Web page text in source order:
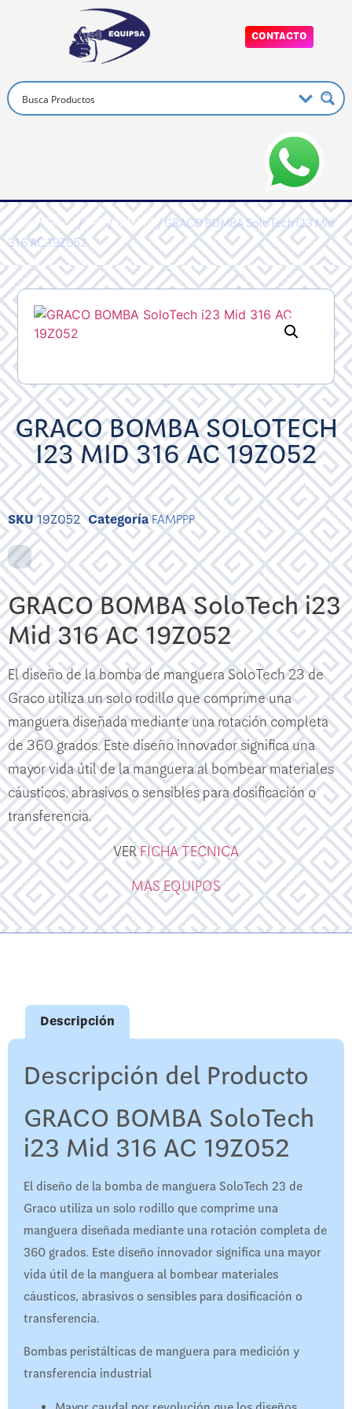
CONTACTO
Inicio/Graco/PRO/FAMPPP/ GRACO BOMBA SoloTech i23 Mid
316 AC 19Z052
GRACO BOMBA SOLOTECH
I23 MID 316 AC 19Z052
SKU19Z052 CategoríaFAMPPP
GRACO BOMBA SoloTech i23
Mid 316 AC 19Z052
El diseño de la bomba de manguera SoloTech 23 de
Graco utiliza un solo rodillo que comprime una
manguera diseñada mediante una rotación completa
de 360 ​​grados. Este diseño innovador significa una
mayor vida útil de la manguera al bombear materiales
cáusticos, abrasivos o sensibles para dosificación o
transferencia.
VERFICHA TECNICA
MAS EQUIPOS
Descripción
Descripción del Producto
GRACO BOMBA SoloTech
i23 Mid 316 AC 19Z052
El diseño de la bomba de manguera SoloTech 23 de
Graco utiliza un solo rodillo que comprime una
manguera diseñada mediante una rotación completa de
360 ​​grados. Este diseño innovador significa una mayor
vida útil de la manguera al bombear materiales
cáusticos, abrasivos o sensibles para dosificación o
transferencia.
Bombas peristálticas de manguera para medición y
transferencia industrial